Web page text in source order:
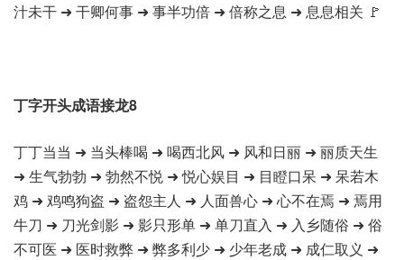
汁未干 ➜ 干卿何事 ➜ 事半功倍 ➜ 倍称之息 ➜ 息息相关 🚩
丁字开头成语接龙8
丁丁当当 ➜ 当头棒喝 ➜ 喝西北风 ➜ 风和日丽 ➜ 丽质天生
➜ 生气勃勃 ➜ 勃然不悦 ➜ 悦心娱目 ➜ 目瞪口呆 ➜ 呆若木
鸡 ➜ 鸡鸣狗盗 ➜ 盗怨主人 ➜ 人面兽心 ➜ 心不在焉 ➜ 焉用
牛刀 ➜ 刀光剑影 ➜ 影只形单 ➜ 单刀直入 ➜ 入乡随俗 ➜ 俗
不可医 ➜ 医时救弊 ➜ 弊多利少 ➜ 少年老成 ➜ 成仁取义 ➜